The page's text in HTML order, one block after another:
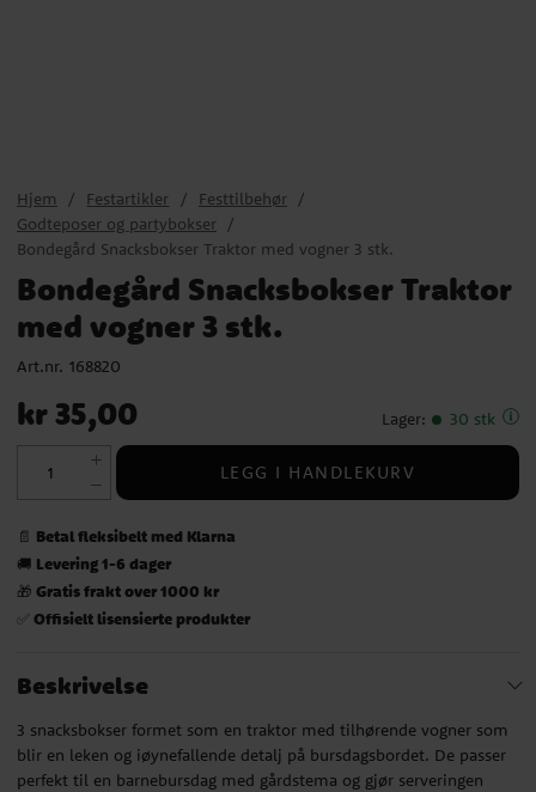
Hjem Festartikler
Festtilbehør
Godteposer og partybokser
Bondegård Snacksbokser Traktor med vogner 3 stk.
Bondegård Snacksbokser Traktor
med vogner 3 stk.
Art.nr. 168820
Pris
:kr 35,00
kr 35,00 Lager: 30 stk
LEGG I HANDLEKURV
📄 Betal fleksibelt med Klarna
🚚 Levering 1-6 dager
🎁 Gratis frakt over 1000 kr
✅ Offisielt lisensierte produkter
Beskrivelse
3 snacksbokser formet som en traktor med tilhørende vogner som
blir en leken og iøynefallende detalj på bursdagsbordet. De passer
perfekt til en barnebursdag med gårdstema og gjør serveringen